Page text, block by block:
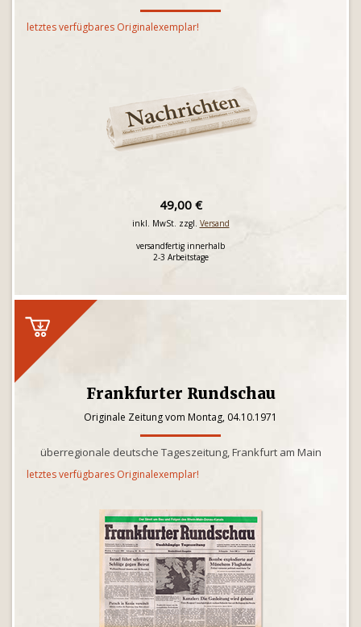
letztes verfügbares Originalexemplar!
49,00 €
inkl. MwSt. zzgl. Versand
versandfertig innerhalb
2-3 Arbeitstage
Frankfurter Rundschau
Originale Zeitung vom Montag, 04.10.1971
überregionale deutsche Tageszeitung, Frankfurt am Main
letztes verfügbares Originalexemplar!